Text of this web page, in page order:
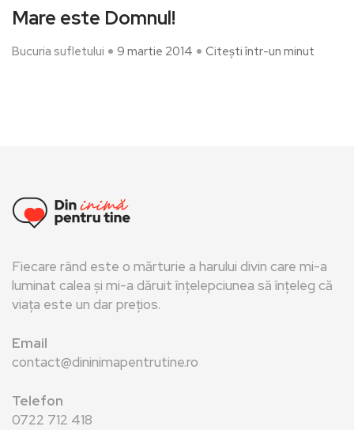
Mare este Domnul!
Bucuria sufletului 9 martie 2014 Citești într-un minut
Fiecare rând este o mărturie a harului divin care mi-a
luminat calea și mi-a dăruit înțelepciunea să înțeleg că
viața este un dar prețios.
Email
contact@dininimapentrutine.ro
Telefon
0722 712 418